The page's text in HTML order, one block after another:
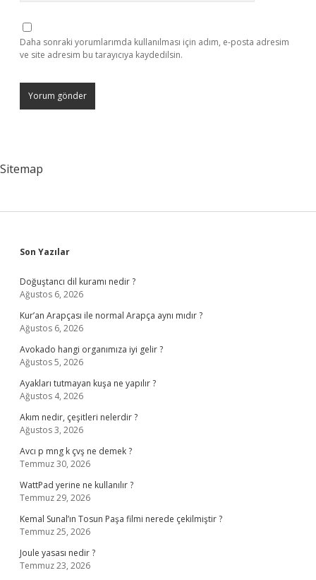
Daha sonraki yorumlarımda kullanılması için adım, e-posta adresim
ve site adresim bu tarayıcıya kaydedilsin.
Sitemap
Sidebar
Son Yazılar
Doğuştancı dil kuramı nedir ?
Ağustos 6, 2026
Kur’an Arapçası ile normal Arapça aynı mıdır ?
Ağustos 6, 2026
Avokado hangi organımıza iyi gelir ?
Ağustos 5, 2026
Ayakları tutmayan kuşa ne yapılır ?
Ağustos 4, 2026
Akım nedir, çeşitleri nelerdir ?
Ağustos 3, 2026
Avcı p mng k çvş ne demek ?
Temmuz 30, 2026
WattPad yerine ne kullanılır ?
Temmuz 29, 2026
Kemal Sunal’ın Tosun Paşa filmi nerede çekilmiştir ?
Temmuz 25, 2026
Joule yasası nedir ?
Temmuz 23, 2026